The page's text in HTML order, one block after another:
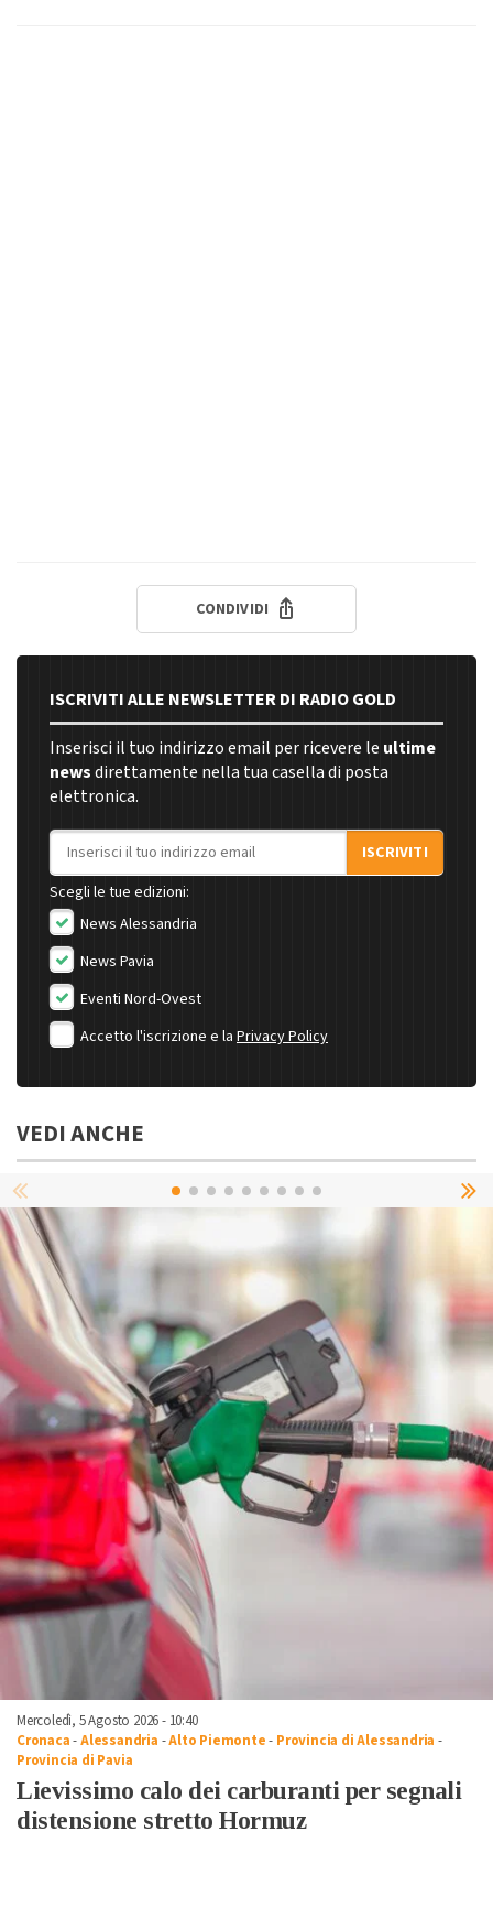
CONDIVIDI
ISCRIVITI ALLE NEWSLETTER DI RADIO GOLD
Inserisci il tuo indirizzo email per ricevere le ultime
newsdirettamente nella tua casella di posta
elettronica.
Indirizzo email
ISCRIVITI
Scegli le tue edizioni:
News Alessandria
News Pavia
Eventi Nord-Ovest
Accetto l'iscrizione e la Privacy Policy
VEDI ANCHE
Mercoledì, 5 Agosto 2026 - 10:40
Cronaca-Alessandria -Alto Piemonte- Provincia di Alessandria -
Provincia di Pavia
Lievissimo calo dei carburanti per segnali
distensione stretto Hormuz